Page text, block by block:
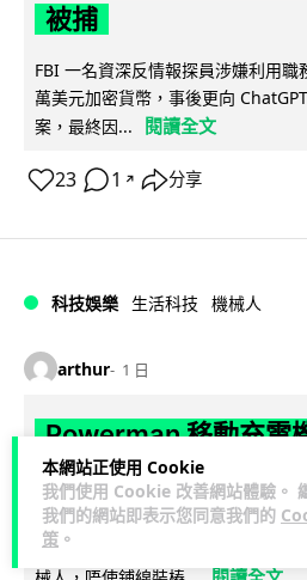
本網站正使用 Cookie
我們使用 Cookie 改善網站體驗。
我們的網站即表示您同意我們的
策 。
被捕
FBI 一名資深反情報探員涉嫌利用
萬美元加密貨幣，事後更向
案，最終因...
閱讀全文
23 1 ↗ 分享
科技娛樂 生活科技 機械人
arthur 1 日
Powerman 移動充電
樁為的士小巴「送電上
你架電動車喺停車場搵唔到樁？有
充電。THEi 高科院同內地公司研發